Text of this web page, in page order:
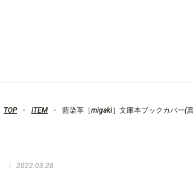
TOP ITEM 藍染革［migaki］文庫本ブックカバー(
2022.03.28